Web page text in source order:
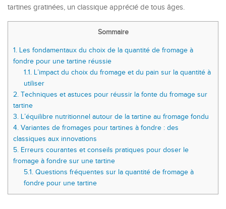
tartines gratinées, un classique apprécié de tous âges.
Sommaire
1. Les fondamentaux du choix de la quantité de fromage à
fondre pour une tartine réussie
1.1. L’impact du choix du fromage et du pain sur la quantité à
utiliser
2. Techniques et astuces pour réussir la fonte du fromage sur
tartine
3. L’équilibre nutritionnel autour de la tartine au fromage fondu
4. Variantes de fromages pour tartines à fondre : des
classiques aux innovations
5. Erreurs courantes et conseils pratiques pour doser le
fromage à fondre sur une tartine
5.1. Questions fréquentes sur la quantité de fromage à
fondre pour une tartine